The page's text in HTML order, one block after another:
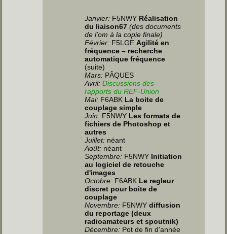
Janvier: F5NWY Réalisation
du liaison67(des documents
de l'om à la copie finale)
Février: F5LGFAgilité en
fréquence – recherche
automatique fréquence
(suite)
Mars: PÂQUES
Avril: Discussions des
rapports du REF-Union
Mai: F6ABK La boite de
couplage simple
Juin: F5NWY Les formats de
fichiers de Photoshop et
autres
Juillet: néant
Août: néant
Septembre: F5NWY Initiation
au logiciel de retouche
d'images
Octobre: F6ABK Le regleur
discret pour boite de
couplage
Novembre: F5NWYdiffusion
du reportage (deux
radioamateurs et spoutnik)
Décembre: Pot de fin d'année